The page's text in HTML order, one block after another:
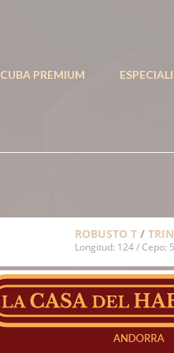
CUBA PREMIUM
ROBUSTO T /
Longitud: 124 / Cepo:
ROBUSTO T/
Longitud: 124 / Cepo: